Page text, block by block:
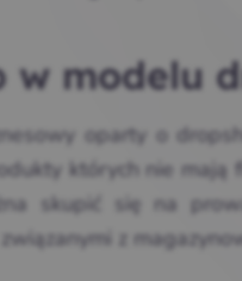
w modelu
oparty o
których nie mają
skupić się na
z